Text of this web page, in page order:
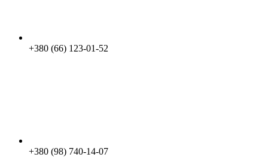
+380 (66) 123-01-52
+380 (98) 740-14-07